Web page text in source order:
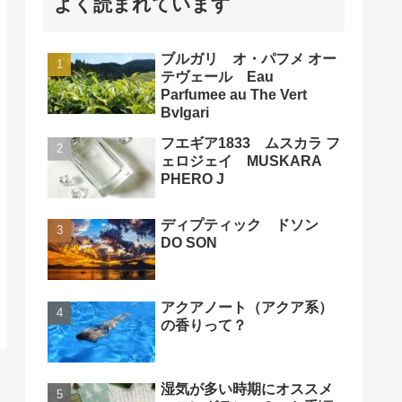
ブルガリ オ・パフメ オー
テヴェール Eau
Parfumee au The Vert
Bvlgari
フエギア1833 ムスカラ フ
ェロジェイ MUSKARA
PHERO J
ディプティック ドソン
DO SON
アクアノート（アクア系）
の香りって？
湿気が多い時期にオススメ